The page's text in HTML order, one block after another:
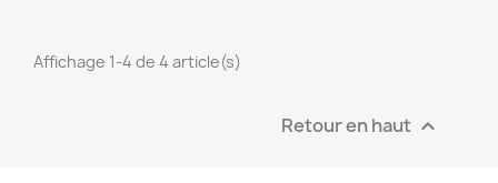
Affichage 1-4 de 4 article(s)
Retour en haut 